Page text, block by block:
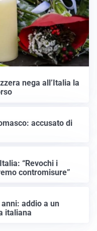
nega all’Italia la
accusato di
“Revochi i
contromisure”
addio a un
italiana